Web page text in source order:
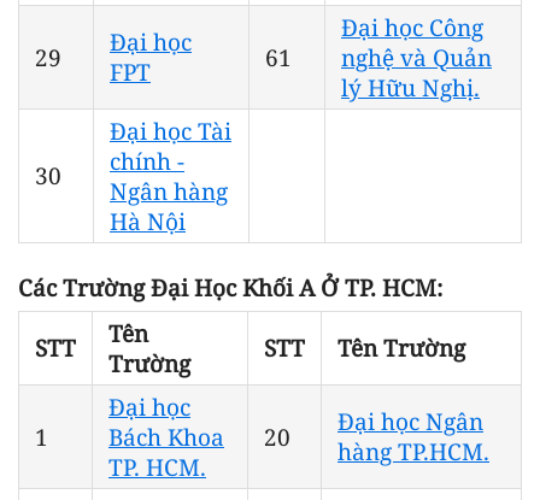
29
Đại học
FPT
61
Đại học Công
nghệ và Quản
lý Hữu Nghị.
30
Đại học Tài
chính -
Ngân hàng
Hà Nội
Các Trường Đại Học Khối A Ở TP. HCM:
STT
Tên
Trường
STT Tên Trường
1
Đại học
Bách Khoa
TP. HCM.
20
Đại học Ngân
hàng TP.HCM.